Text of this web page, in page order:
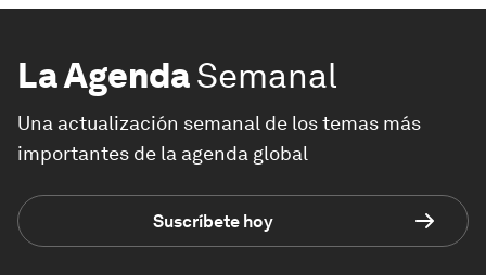
La AgendaSemanal
Una actualización semanal de los temas más
importantes de la agenda global
Suscríbete hoy